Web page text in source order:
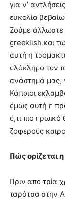
για ν’
ευκολία
Ζούμε
greeklish και
αυτή η
ολόκληρο τον
ανάστημά μας,
Κάποιοι
όμως αυτή η
ό,τι πιο
ζοφερούς
Πώς ορίζεται
Πριν από τρία
ταράτσα στην